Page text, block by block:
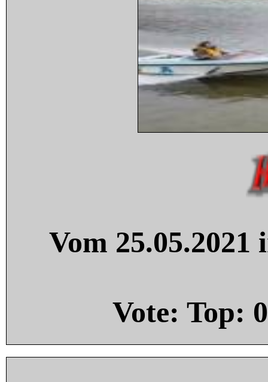
Vom
Vote: Top: 0